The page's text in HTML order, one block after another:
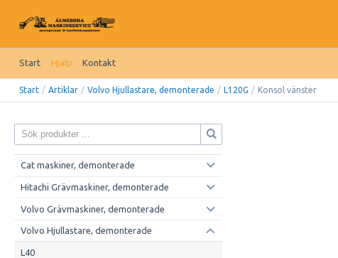
Start Hjälp Kontakt
Start / Artiklar / Volvo Hjullastare, demonterade / L120G / Konsol vänster
Cat maskiner, demonterade
Hitachi Grävmaskiner, demonterade
Volvo Grävmaskiner, demonterade
Volvo Hjullastare, demonterade
L40